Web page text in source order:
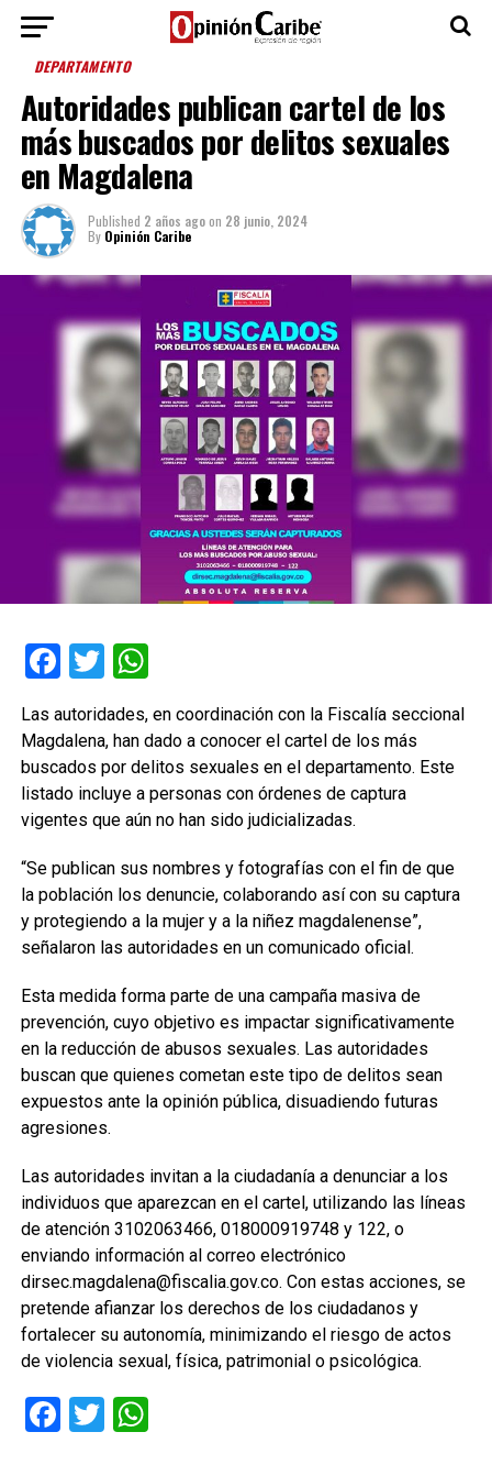
DEPARTAMENTO
Autoridades publican cartel de los
más buscados por delitos sexuales
en Magdalena
Published 2 años agoon 28 junio, 2024
By Opinión Caribe
Facebook
TwitterWhatsApp
Las autoridades, en coordinación con la Fiscalía seccional
Magdalena, han dado a conocer el cartel de los más
buscados por delitos sexuales en el departamento. Este
listado incluye a personas con órdenes de captura
vigentes que aún no han sido judicializadas.
“Se publican sus nombres y fotografías con el fin de que
la población los denuncie, colaborando así con su captura
y protegiendo a la mujer y a la niñez magdalenense”,
señalaron las autoridades en un comunicado oficial.
Esta medida forma parte de una campaña masiva de
prevención, cuyo objetivo es impactar significativamente
en la reducción de abusos sexuales. Las autoridades
buscan que quienes cometan este tipo de delitos sean
expuestos ante la opinión pública, disuadiendo futuras
agresiones.
Las autoridades invitan a la ciudadanía a denunciar a los
individuos que aparezcan en el cartel, utilizando las líneas
de atención 3102063466, 018000919748 y 122, o
enviando información al correo electrónico
dirsec.magdalena@fiscalia.gov.co. Con estas acciones, se
pretende afianzar los derechos de los ciudadanos y
fortalecer su autonomía, minimizando el riesgo de actos
de violencia sexual, física, patrimonial o psicológica.
Facebook
TwitterWhatsApp